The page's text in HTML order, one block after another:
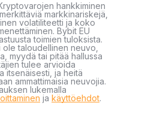
hankkiminen
markkinariskejä,
volatiliteetti ja koko
Bybit EU
toimien tuloksista.
taloudellinen neuvo,
myydä tai pitää hallussa
tulee arvioida
itsenäisesti, ja heitä
ammattimaisia neuvojia.
lukemalla
ja käyttöehdot.